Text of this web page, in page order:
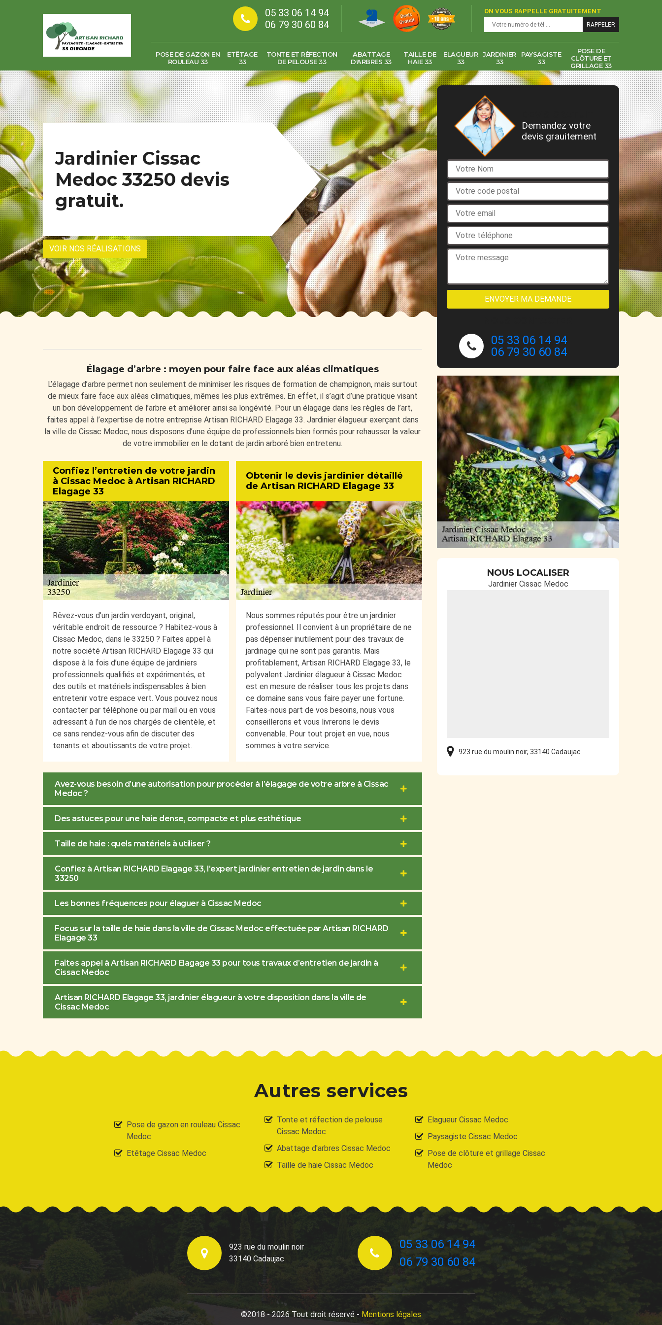
05 33 06 14 94
06 79 30 60 84
ON VOUS RAPPELLE GRATUITEMENT
POSE DE GAZON EN
ROULEAU 33
ETÊTAGE
33
TONTE ET RÉFECTION
DE PELOUSE 33
ABATTAGE
D'ARBRES 33
TAILLE DE
HAIE 33
ELAGUEUR
33
JARDINIER
33
PAYSAGISTE
33
POSE DE
CLÔTURE ET
GRILLAGE 33
Jardinier Cissac
Medoc 33250 devis
gratuit.
VOIR NOS RÉALISATIONS
Élagage d’arbre : moyen pour faire face aux aléas climatiques
L’élagage d’arbre permet non seulement de minimiser les risques de formation de champignon, mais surtout
de mieux faire face aux aléas climatiques, mêmes les plus extrêmes. En effet, il s’agit d’une pratique visant
un bon développement de l’arbre et améliorer ainsi sa longévité. Pour un élagage dans les règles de l’art,
faites appel à l’expertise de notre entreprise Artisan RICHARD Elagage 33. Jardinier élagueur exerçant dans
la ville de Cissac Medoc, nous disposons d’une équipe de professionnels bien formés pour rehausser la valeur
de votre immobilier en le dotant de jardin arboré bien entretenu.
Confiez l’entretien de votre jardin
à Cissac Medoc à Artisan RICHARD
Elagage 33
Rêvez-vous d’un jardin verdoyant, original,
véritable endroit de ressource ? Habitez-vous à
Cissac Medoc, dans le 33250 ? Faites appel à
notre société Artisan RICHARD Elagage 33 qui
dispose à la fois d’une équipe de jardiniers
professionnels qualifiés et expérimentés, et
des outils et matériels indispensables à bien
entretenir votre espace vert. Vous pouvez nous
contacter par téléphone ou par mail ou en vous
adressant à l’un de nos chargés de clientèle, et
ce sans rendez-vous afin de discuter des
tenants et aboutissants de votre projet.
Obtenir le devis jardinier détaillé
de Artisan RICHARD Elagage 33
Nous sommes réputés pour être un jardinier
professionnel. Il convient à un propriétaire de ne
pas dépenser inutilement pour des travaux de
jardinage qui ne sont pas garantis. Mais
profitablement, Artisan RICHARD Elagage 33, le
polyvalent Jardinier élagueur à Cissac Medoc
est en mesure de réaliser tous les projets dans
ce domaine sans vous faire payer une fortune.
Faites-nous part de vos besoins, nous vous
conseillerons et vous livrerons le devis
convenable. Pour tout projet en vue, nous
sommes à votre service.
Avez-vous besoin d’une autorisation pour procéder à l’élagage de votre arbre à Cissac
Medoc ?
Des astuces pour une haie dense, compacte et plus esthétique
Taille de haie : quels matériels à utiliser ?
Confiez à Artisan RICHARD Elagage 33, l’expert jardinier entretien de jardin dans le
33250
Les bonnes fréquences pour élaguer à Cissac Medoc
Focus sur la taille de haie dans la ville de Cissac Medoc effectuée par Artisan RICHARD
Elagage 33
Faites appel à Artisan RICHARD Elagage 33 pour tous travaux d’entretien de jardin à
Cissac Medoc
Artisan RICHARD Elagage 33, jardinier élagueur à votre disposition dans la ville de
Cissac Medoc
Demandez votre
devis grauitement
05 33 06 14 94
06 79 30 60 84
NOUS LOCALISER
Jardinier Cissac Medoc
923 rue du moulin noir, 33140 Cadaujac
Autres services
Pose de gazon en rouleau Cissac
Medoc
Etêtage Cissac Medoc
Tonte et réfection de pelouse
Cissac Medoc
Abattage d'arbres Cissac Medoc
Taille de haie Cissac Medoc
Elagueur Cissac Medoc
Paysagiste Cissac Medoc
Pose de clôture et grillage Cissac
Medoc
923 rue du moulin noir
33140 Cadaujac
05 33 06 14 94
06 79 30 60 84
©2018 - 2026 Tout droit réservé - Mentions légales